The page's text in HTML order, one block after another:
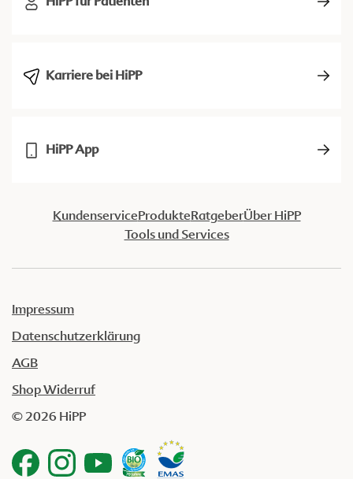
Karriere bei HiPP
HiPP App
KundenserviceProdukteRatgeberÜber HiPP
Tools und Services
Impressum
Datenschutzerklärung
AGB
Shop Widerruf
© 2026 HiPP